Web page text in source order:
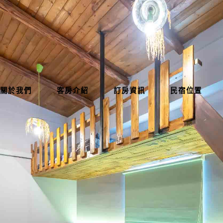
關於我們 客房介紹 訂房資訊 民宿位置